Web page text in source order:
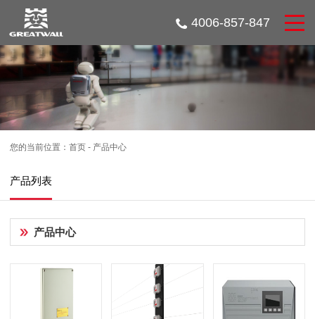
4006-857-847
您的当前位置： 首页 - 产品中心
产品列表
产品中心